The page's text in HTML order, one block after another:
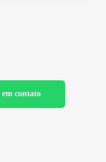
contato